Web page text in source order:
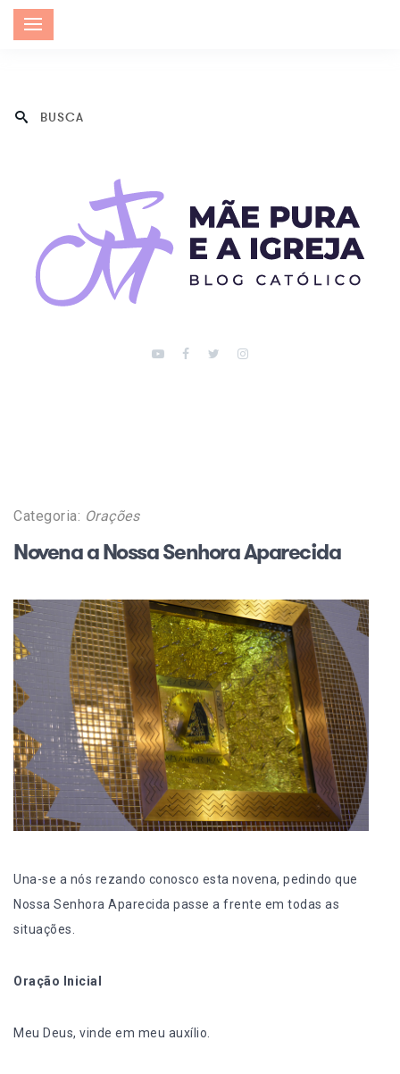
Categoria: Orações
Novena a Nossa Senhora Aparecida
Una-se a nós rezando conosco esta novena, pedindo que
Nossa Senhora Aparecida passe a frente em todas as
situações.
Oração Inicial
Meu Deus, vinde em meu auxílio.